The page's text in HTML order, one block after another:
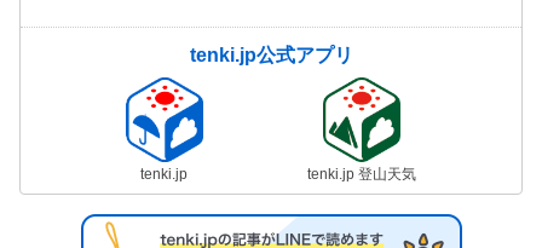
tenki.jp公式アプリ
tenki.jp tenki.jp 登山天気